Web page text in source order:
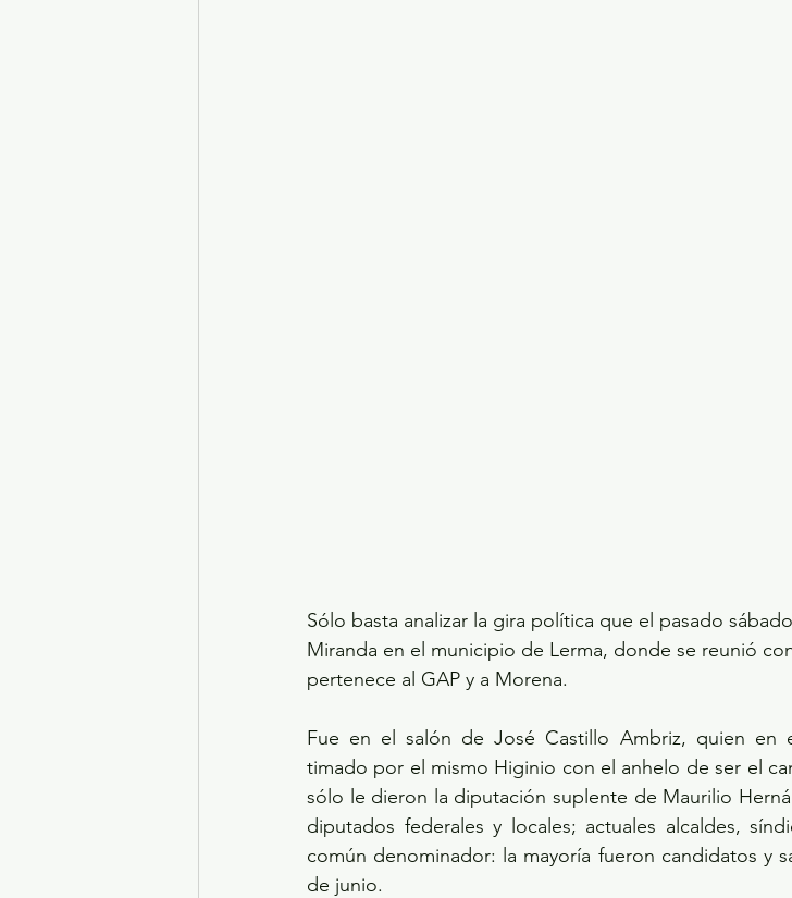
Sólo basta analizar la gira política que el pasado
Miranda en el municipio de Lerma, donde se reunió
pertenece al GAP y a Morena.
Fue en el salón de José Castillo Ambriz, quien en
timado por el mismo Higinio con el anhelo de ser el
sólo le dieron la diputación suplente de Maurilio
diputados federales y locales; actuales alcaldes,
común denominador: la mayoría fueron candidatos y
de junio.